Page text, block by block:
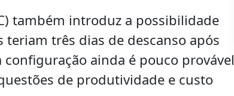
também introduz a possibilidade
três dias de descanso após
ainda é pouco provável
de produtividade e custo